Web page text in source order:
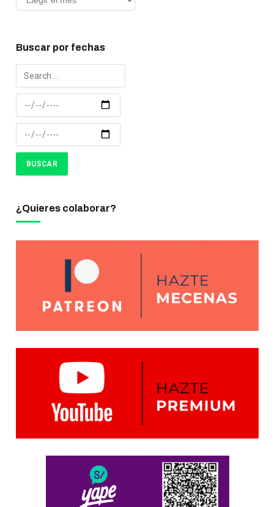
Buscar por fechas
¿Quieres colaborar?